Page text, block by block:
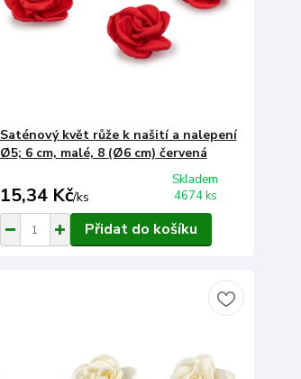
Saténový květ růže k našití a nalepení
Ø5; 6 cm, malé, 8 (Ø6 cm) červená
15,34 Kč/ks
Skladem
4674 ks
Přidat do košíku